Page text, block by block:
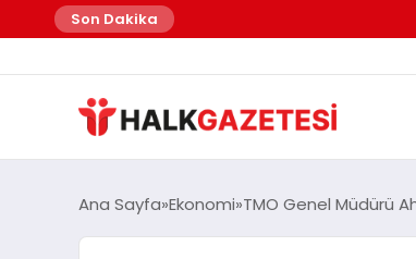
felix markets
felix markets finans
felix markets
felix markets pro
felix markets 360
Son Dakika
Ana Sayfa Ekonomi TMO Genel Müdürü